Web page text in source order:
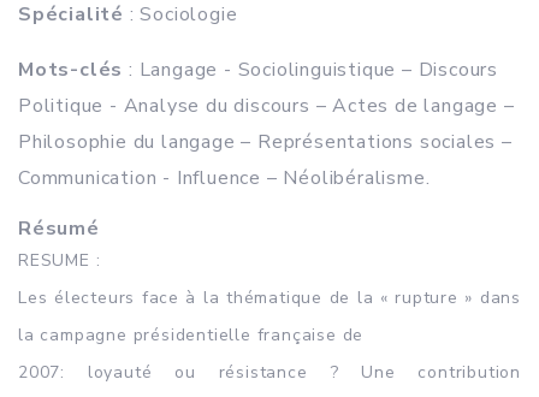
Spécialité : Sociologie
Mots-clés : Langage - Sociolinguistique – Discours
Politique - Analyse du discours – Actes de langage –
Philosophie du langage – Représentations sociales –
Communication - Influence – Néolibéralisme.
Résumé
RESUME :
Les électeurs face à la thématique de la « rupture » dans
la campagne présidentielle française de
2007: loyauté ou résistance ? Une contribution